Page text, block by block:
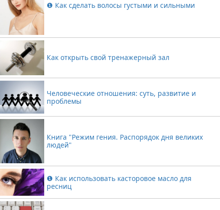
❶ Как сделать волосы густыми и сильными
Как открыть свой тренажерный зал
Человеческие отношения: суть, развитие и
проблемы
Книга "Режим гения. Распорядок дня великих
людей"
❶ Как использовать касторовое масло для
ресниц